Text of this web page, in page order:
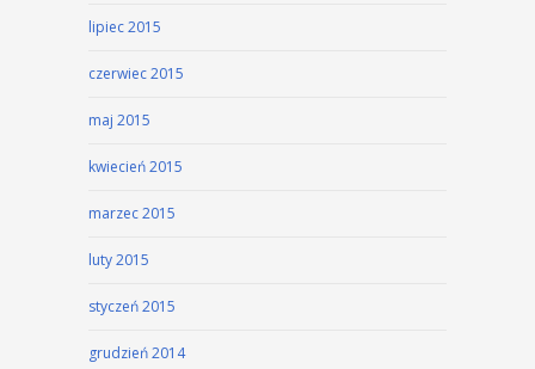
lipiec 2015
czerwiec 2015
maj 2015
kwiecień 2015
marzec 2015
luty 2015
styczeń 2015
grudzień 2014